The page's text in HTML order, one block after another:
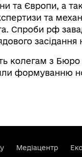
та Європи, а
та
Спроби рф
засідання
колегам з
формуванню
Медіацентр